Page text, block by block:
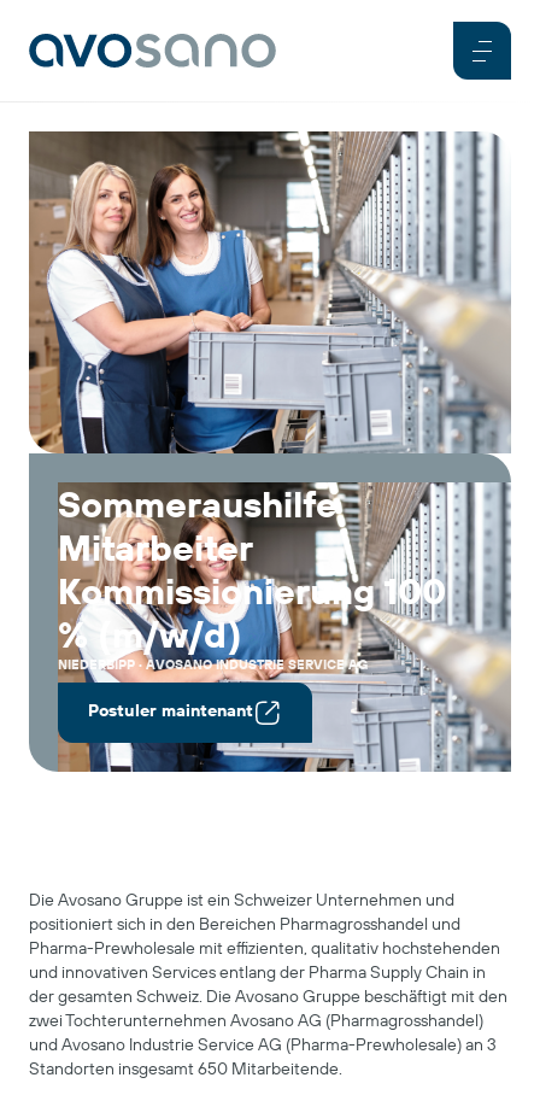
Sommeraushilfe
Mitarbeiter
Kommissionierung 100
% (m/w/d)
NIEDERBIPP · AVOSANO INDUSTRIE SERVICE AG
Postuler maintenant
Die Avosano Gruppe ist ein Schweizer Unternehmen und
positioniert sich in den Bereichen Pharmagrosshandel und
Pharma-Prewholesale mit effizienten, qualitativ hochstehenden
und innovativen Services entlang der Pharma Supply Chain in
der gesamten Schweiz. Die Avosano Gruppe beschäftigt mit den
zwei Tochterunternehmen Avosano AG (Pharmagrosshandel)
und Avosano Industrie Service AG (Pharma-Prewholesale) an 3
Standorten insgesamt 650 Mitarbeitende.